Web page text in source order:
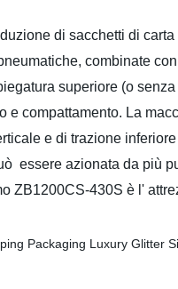
di sacchetti di carta
combinate
superiore (o
compattamento. La
e di trazione inferiore
essere azionata da più
ZB1200CS-430S è l'